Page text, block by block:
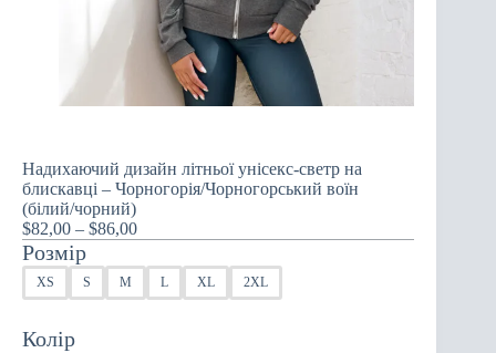
Надихаючий дизайн літньої унісекс-светр на
блискавці – Чорногорія/Чорногорський воїн
(білий/чорний)
$82,00 – $86,00Price
$82,00
through
Розмір
XS S M L XL 2XL
Колір